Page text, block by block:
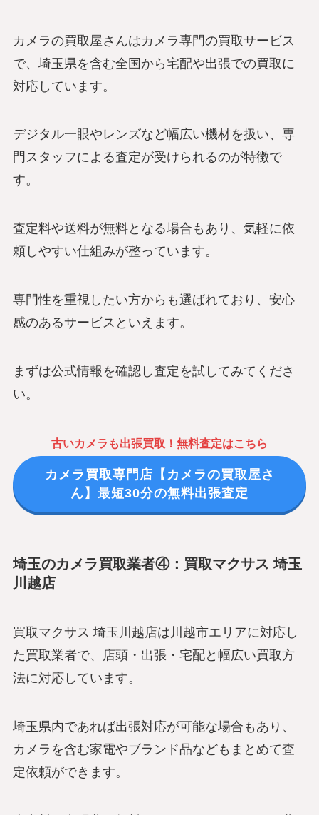
カメラの買取屋さんはカメラ専門の買取サービス
で、埼玉県を含む全国から宅配や出張での買取に
対応しています。
デジタル一眼やレンズなど幅広い機材を扱い、専
門スタッフによる査定が受けられるのが特徴で
す。
査定料や送料が無料となる場合もあり、気軽に依
頼しやすい仕組みが整っています。
専門性を重視したい方からも選ばれており、安心
感のあるサービスといえます。
まずは公式情報を確認し査定を試してみてくださ
い。
古いカメラも出張買取！無料査定はこちら
カメラ買取専門店【カメラの買取屋さ
ん】最短30分の無料出張査定
埼玉のカメラ買取業者④：買取マクサス 埼玉
川越店
買取マクサス 埼玉川越店は川越市エリアに対応し
た買取業者で、店頭・出張・宅配と幅広い買取方
法に対応しています。
埼玉県内であれば出張対応が可能な場合もあり、
カメラを含む家電やブランド品などもまとめて査
定依頼ができます。